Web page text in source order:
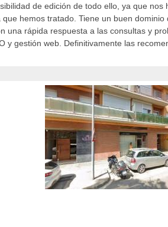
de edición de todo ello, ya que nos
hemos tratado. Tiene un buen dominio
una rápida respuesta a las consultas y
y gestión web. Definitivamente las